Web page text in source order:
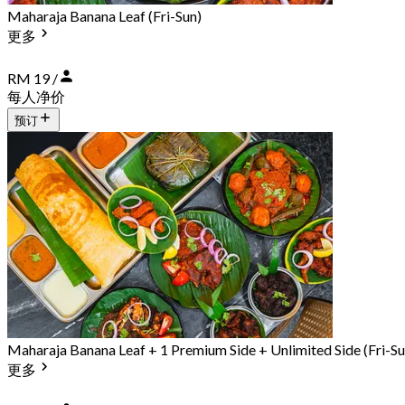
Maharaja Banana Leaf (Fri-Sun)
更多
RM 19 /
每人净价
预订
Maharaja Banana Leaf + 1 Premium Side + Unlimited Side (Fri-
更多